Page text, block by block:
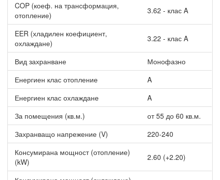
COP (коеф. на трансформация,
отопление)
3.62 - клас A
EER (хладилен коефициент,
охлаждане)
3.22 - клас A
Вид захранване
Монофазно
Енергиен клас отопление
A
Енергиен клас охлаждане
A
За помещения (кв.м.)
от 55 до 60 кв.м.
Захранващо напрежение (V)
220-240
Консумирана мощност (отопление)
(kW)
2.60 (+2.20)